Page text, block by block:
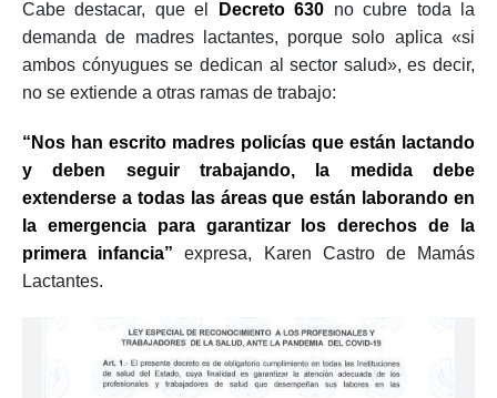
Cabe destacar, que el Decreto 630 no cubre toda la
demanda de madres lactantes, porque solo aplica «si
ambos cónyugues se dedican al sector salud», es decir,
no se extiende a otras ramas de trabajo:
“Nos han escrito madres policías que están lactando
y deben seguir trabajando, la medida debe
extenderse a todas las áreas que están laborando en
la emergencia para garantizar los derechos de la
primera infancia”expresa, Karen Castro de Mamás
Lactantes.